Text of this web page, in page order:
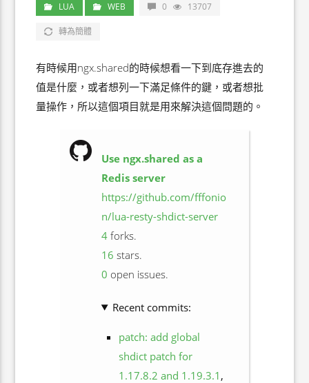
LUA WEB 0 13707
轉為簡體
有時候用ngx.shared的時候想看一下到底存進去的
值是什麼，或者想列一下滿足條件的鍵，或者想批
量操作，所以這個項目就是用來解決這個問題的。
Use ngx.shared as a
Redis server
https://github.com/fffonio
n/lua-resty-shdict-server
4forks.
16 stars.
0 open issues.
Recent commits:
patch: add global
shdict patch for
1.17.8.2 and 1.19.3.1 ,